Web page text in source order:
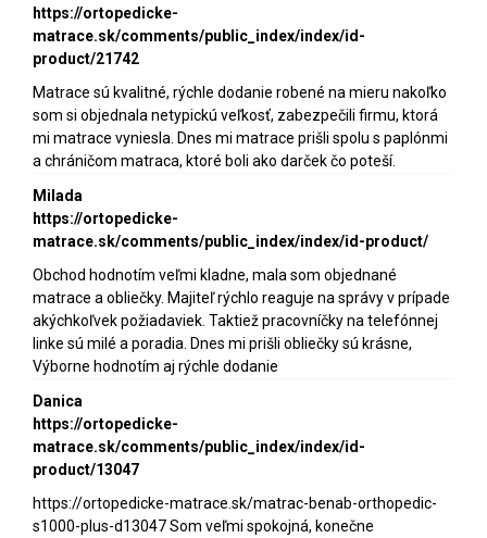
https://ortopedicke-
matrace.sk/comments/public_index/index/id-
product/21742
Matrace sú kvalitné, rýchle dodanie robené na mieru nakoľko
som si objednala netypickú veľkosť, zabezpečili firmu, ktorá
mi matrace vyniesla. Dnes mi matrace prišli spolu s paplónmi
a chráničom matraca, ktoré boli ako darček čo poteší.
Milada
https://ortopedicke-
matrace.sk/comments/public_index/index/id-product/
Obchod hodnotím veľmi kladne, mala som objednané
matrace a obliečky. Majiteľ rýchlo reaguje na správy v prípade
akýchkoľvek požiadaviek. Taktiež pracovníčky na telefónnej
linke sú milé a poradia. Dnes mi prišli obliečky sú krásne,
Výborne hodnotím aj rýchle dodanie
Danica
https://ortopedicke-
matrace.sk/comments/public_index/index/id-
product/13047
https://ortopedicke-matrace.sk/matrac-benab-orthopedic-
s1000-plus-d13047 Som veľmi spokojná, konečne